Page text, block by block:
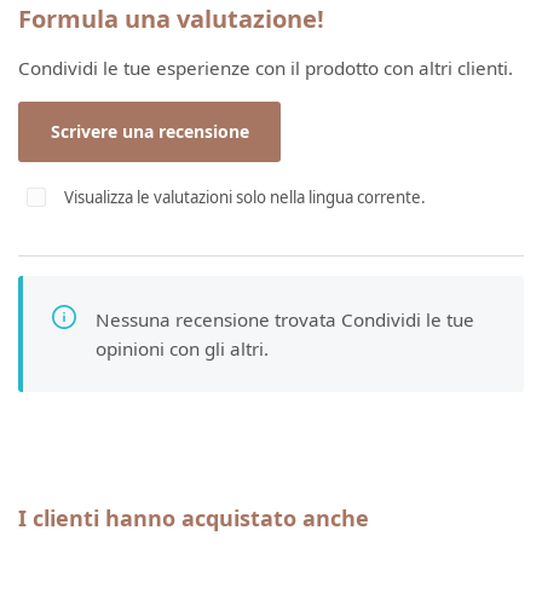
Formula una valutazione!
Condividi le tue esperienze con il prodotto con altri clienti.
Scrivere una recensione
Visualizza le valutazioni solo nella lingua corrente.
Nessuna recensione trovata Condividi le tue
opinioni con gli altri.
Salta la galleria dei prodotti
I clienti hanno acquistato anche